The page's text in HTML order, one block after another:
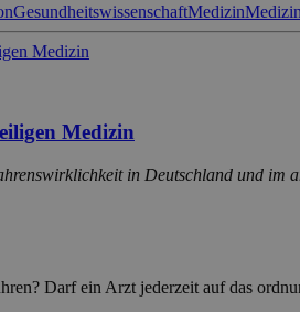
GesundheitswissenschaftMedizin
Medizin
in Deutschland und im
Darf ein Arzt jederzeit auf das